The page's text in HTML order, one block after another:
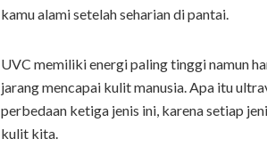
kamu alami setelah seharian di pantai.
UVC memiliki energi paling tinggi namun
jarang mencapai kulit manusia. Apa itu
perbedaan ketiga jenis ini, karena setiap
kulit kita.